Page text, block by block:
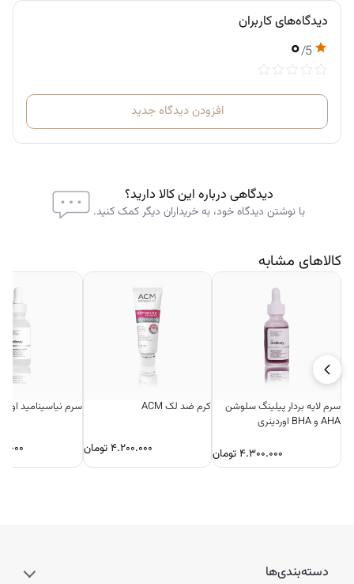
دهید یک شب بماند. ماسک را صبح روز بعد پس از یک خواب خوب شبانه
بردارید.
در طول روز: پس از آماده سازی پوست با تونر یا سرم، ماسک را روی بگذارید و
یا هر قسمتی که می‌خواهید آب‌رسانی و سفت‌کننده بیشتری می‌خواهید
استفاده کنید.
دیدگاه‌های کاربران
۰/5
افزودن دیدگاه جدید
دیدگاهی درباره این کالا دارید؟
با نوشتن دیدگاه خود، به خریداران دیگر کمک کنید.
کالاهای مشابه
سرم لایه بردار پیلینگ سلوشن
AHA و BHA اوردینری
۴.۳۰۰.۰۰۰ تومان
کرم ضد لک ACM
۴.۲۰۰.۰۰۰تومان
سرم نیاسینامید
دسته‌بندی‌ها